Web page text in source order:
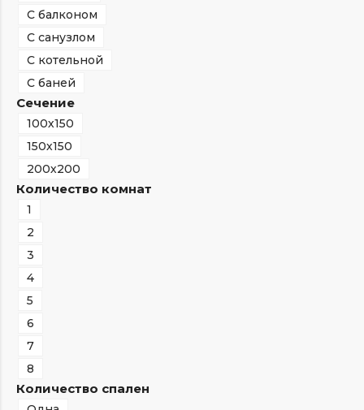
С балконом
С санузлом
С котельной
С баней
Сечение
100х150
150х150
200х200
Количество комнат
1
2
3
4
5
6
7
8
Количество спален